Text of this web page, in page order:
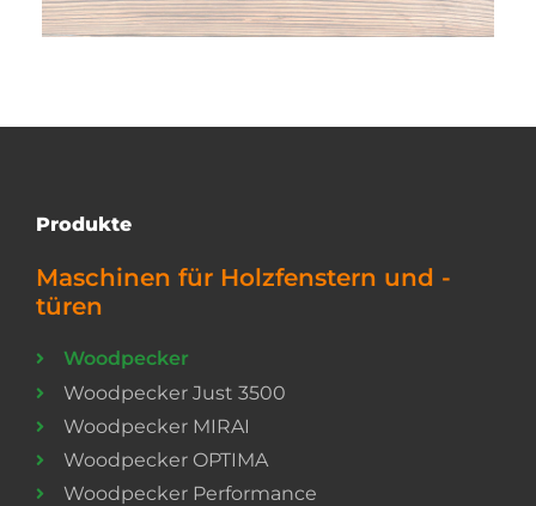
Produkte
Maschinen für Holzfenstern und -
türen
Woodpecker
Woodpecker Just 3500
Woodpecker MIRAI
Woodpecker OPTIMA
Woodpecker Performance